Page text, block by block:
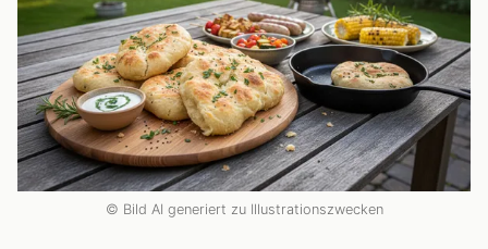
© Bild AI generiert zu Illustrationszwecken